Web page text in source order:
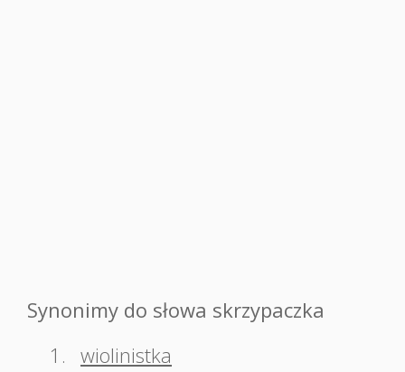
Synonimy do słowa skrzypaczka
1. wiolinistka